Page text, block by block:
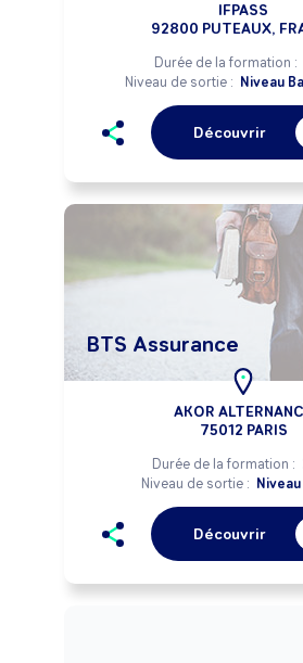
IFPASS
92800 PUTEAUX,
Durée de la formation :
Niveau de sortie : Niveau
Découvrir
BTS Assurance
AKOR
75012 PARIS
Durée de la formation :
Niveau de sortie : Niveau
Découvrir